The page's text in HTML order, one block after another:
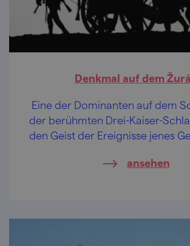
Denkmal auf dem
Eine der Dominanten auf dem
der berühmten Drei-Kaiser-
den Geist der Ereignisse jenes
ansehen